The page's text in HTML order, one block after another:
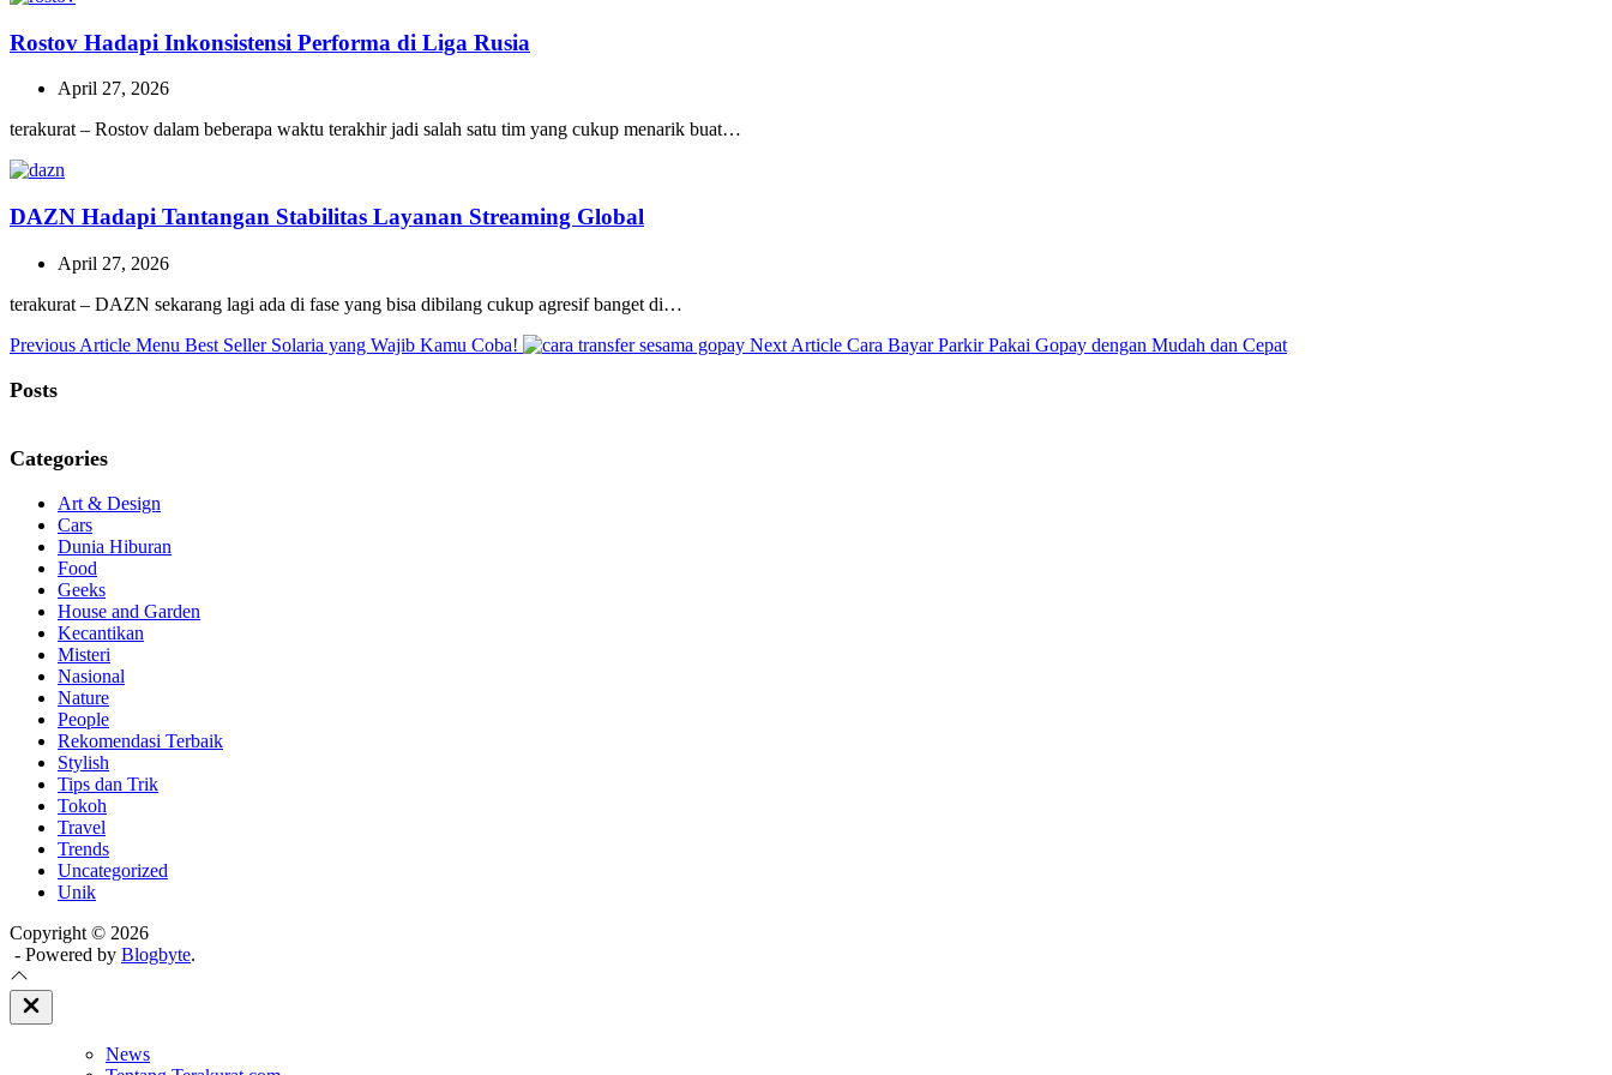
Rostov Hadapi Inkonsistensi Performa di Liga Rusia
April 27, 2026
terakurat – Rostov dalam beberapa waktu terakhir jadi salah satu tim yang cukup menarik buat…
DAZN Hadapi Tantangan Stabilitas Layanan Streaming Global
April 27, 2026
terakurat – DAZN sekarang lagi ada di fase yang bisa dibilang cukup agresif banget di…
Previous Article Previous
Menu Best Seller Solaria yang Wajib Kamu Coba! Next Article Next
Cara Bayar Parkir Pakai Gopay dengan Mudah dan Cepat
Posts
Categories
Art & Design
Cars
Dunia Hiburan
Food
Geeks
House and Garden
Kecantikan
Misteri
Nasional
Nature
People
Rekomendasi Terbaik
Stylish
Tips dan Trik
Tokoh
Travel
Trends
Uncategorized
Unik
Copyright © 2026
- Powered by Blogbyte.
Close
Off
News